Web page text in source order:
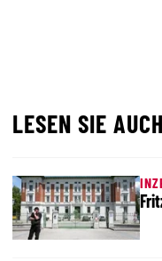
LESEN SIE AUCH